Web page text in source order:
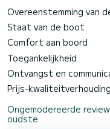
Overeenstemming van
Staat van de boot
Comfort aan boord
Toegankelijkheid
Ontvangst en
Prijs-kwaliteitverhouding
Ongemodereerde
oudste